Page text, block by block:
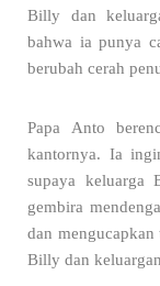
Billy dan
bahwa ia punya
berubah cerah
Papa Anto
kantornya. Ia
supaya keluarga
gembira
dan
Billy dan